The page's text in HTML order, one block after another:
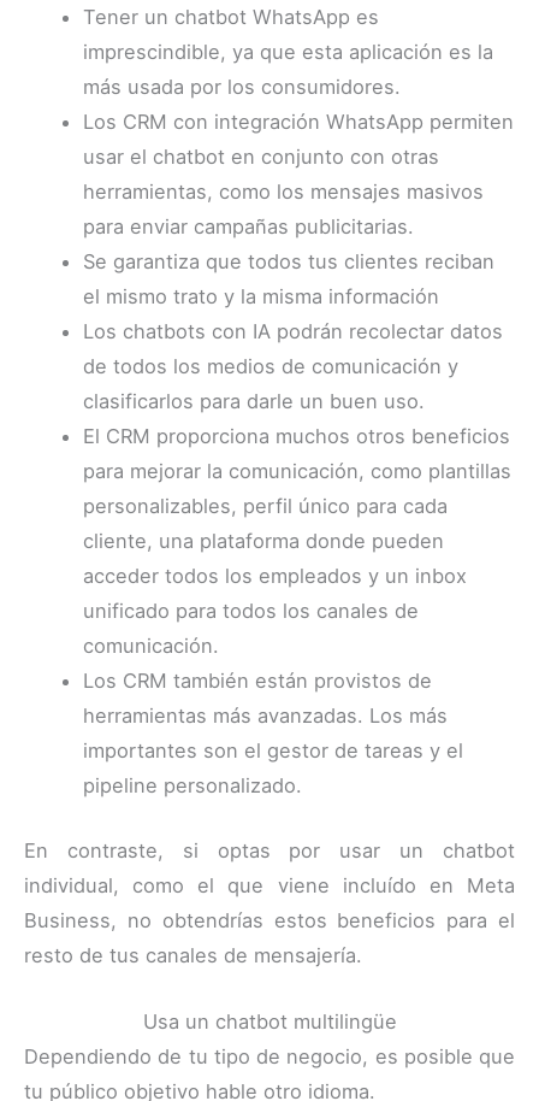
Tener un chatbot WhatsApp es
imprescindible, ya que esta aplicación es la
más usada por los consumidores.
Los CRM con integración WhatsApp permiten
usar el chatbot en conjunto con otras
herramientas, como los mensajes masivos
para enviar campañas publicitarias.
Se garantiza que todos tus clientes reciban
el mismo trato y la misma información
Los chatbots con IA podrán recolectar datos
de todos los medios de comunicación y
clasificarlos para darle un buen uso.
El CRM proporciona muchos otros beneficios
para mejorar la comunicación, como plantillas
personalizables, perfil único para cada
cliente, una plataforma donde pueden
acceder todos los empleados y un inbox
unificado para todos los canales de
comunicación.
Los CRM también están provistos de
herramientas más avanzadas. Los más
importantes son el gestor de tareas y el
pipeline personalizado.
En contraste, si optas por usar un chatbot
individual, como el que viene incluído en Meta
Business, no obtendrías estos beneficios para el
resto de tus canales de mensajería.
Usa un chatbot multilingüe
Dependiendo de tu tipo de negocio, es posible que
tu público objetivo hable otro idioma.